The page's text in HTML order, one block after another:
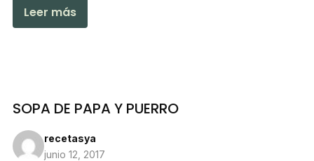
Leer más
SOPA DE PAPA Y PUERRO
recetasya
junio 12, 2017